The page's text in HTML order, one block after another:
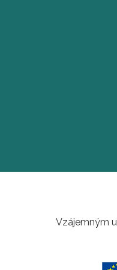
Vzájemným